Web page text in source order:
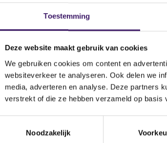
Toestemming
Deze website maakt gebruik van cookies
We gebruiken cookies om content en
websiteverkeer te analyseren. Ook delen we
media, adverteren en analyse. Deze partners
verstrekt of die ze hebben verzameld op basis
Noodzakelijk
en
en
Naam: Falnex
Domeinnaam:https://